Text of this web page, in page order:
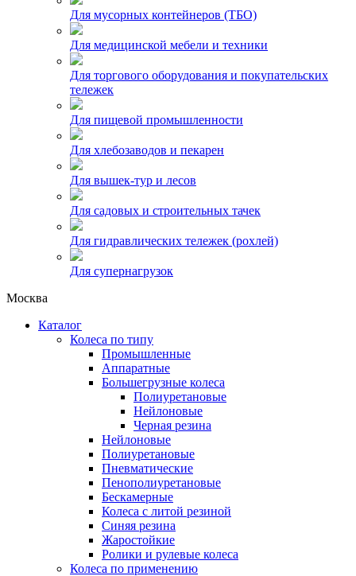
Для мусорных контейнеров (ТБО)
Для медицинской мебели и техники
Для торгового оборудования и покупательских
тележек
Для пищевой промышленности
Для хлебозаводов и пекарен
Для вышек-тур и лесов
Для садовых и строительных тачек
Для гидравлических тележек (рохлей)
Для супернагрузок
Москва
Каталог
Колеса по типу
Промышленные
Аппаратные
Большегрузные колеса
Полиуретановые
Нейлоновые
Черная резина
Нейлоновые
Полиуретановые
Пневматические
Пенополиуретановые
Бескамерные
Колеса с литой резиной
Синяя резина
Жаростойкие
Ролики и рулевые колеса
Колеса по применению